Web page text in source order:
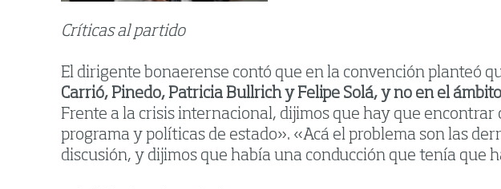
Críticas al partido
El dirigente bonaerense contó que en la convención planteó
Carrió, Pinedo, Patricia Bullrich y Felipe Solá, y no en el
Frente a la crisis internacional, dijimos que hay que
programa y políticas de estado». «Acá el problema son las
discusión, y dijimos que había una conducción que tenía que